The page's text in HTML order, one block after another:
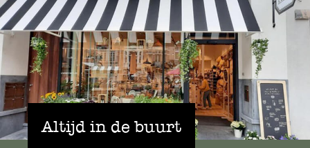
Altijd in de buurt